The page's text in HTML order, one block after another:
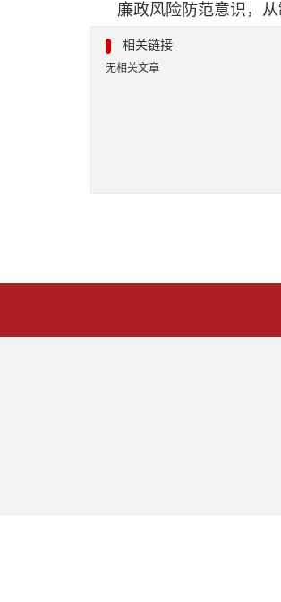
廉政风险防范意识，
相关链接
无相关文章